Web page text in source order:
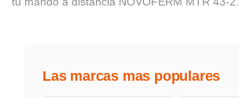
Las marcas mas populares